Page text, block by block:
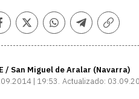
TwitterWhatsapp
Telegram
Copiar
/ San Miguel de Aralar (Navarra)
| 19:53 Actualizado: